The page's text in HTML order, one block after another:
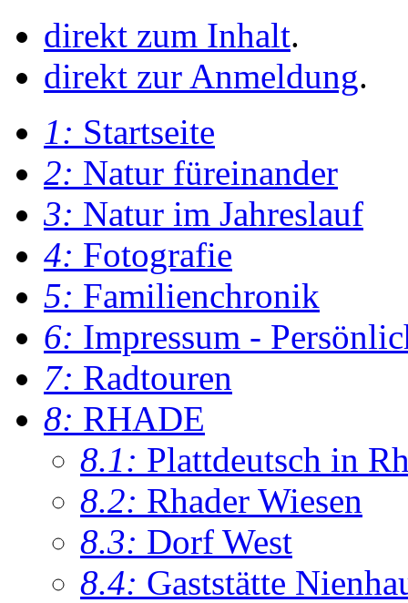
direkt zum Inhalt.
direkt zur Anmeldung.
1: Startseite
2: Natur füreinander
3: Natur im Jahreslauf
4: Fotografie
5: Familienchronik
6: Impressum -
7: Radtouren
8: RHADE
8.1: Plattdeutsch in
8.2: Rhader Wiesen
8.3: Dorf West
8.4: Gaststätte